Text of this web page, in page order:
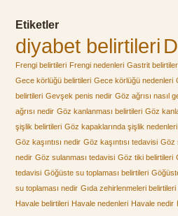
Etiketler
diyabet belirtileri
Frengi belirtileri Frengi nedenleri Gastrit
Gece körlüğü belirtileri Gece körlüğü nedenleri
belirtileri Gevşek penis nedir Göz ağrısı nasıl
ağrısı nedir Göz kanlanması belirtileri Göz
şişlik belirtileri Göz kapaklarında şişlik nedenleri
Göz kaşıntısı nedir Göz kaşıntısı tedavisi Göz
nedir Göz sulanması tedavisi Göz tiki belirtileri
tedavisi Göğüste su toplaması belirtileri
su toplaması nedir Gıda zehirlenmeleri belirtileri
Havale belirtileri Havale nedenleri Havale nedir